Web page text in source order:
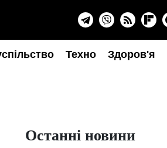
Техно Здоров'я
Останні новини